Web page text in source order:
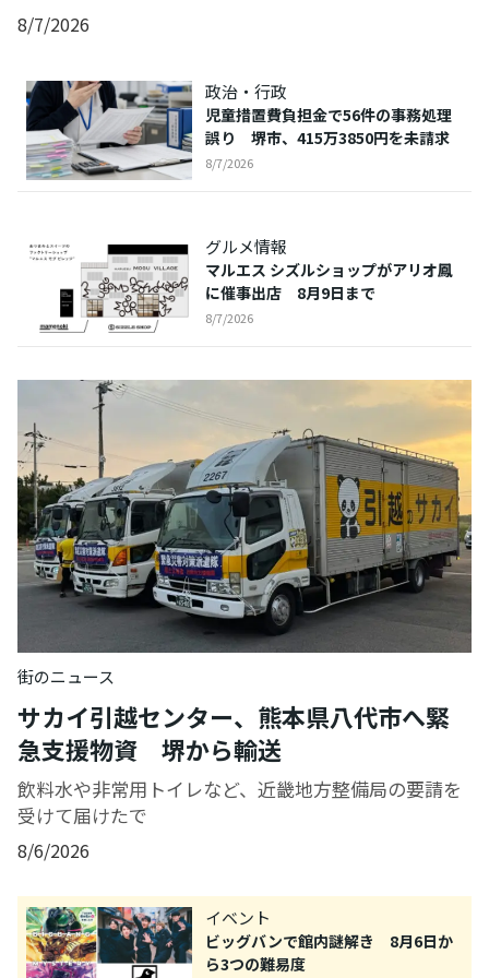
8/7/2026
政治・行政
児童措置費負担金で56件の事務処理
誤り 堺市、415万3850円を未請求
8/7/2026
グルメ情報
マルエス シズルショップがアリオ鳳
に催事出店 8月9日まで
8/7/2026
街のニュース
サカイ引越センター、熊本県八代市へ緊
急支援物資 堺から輸送
飲料水や非常用トイレなど、近畿地方整備局の要請を
受けて届けたで
8/6/2026
イベント
ビッグバンで館内謎解き 8月6日か
ら3つの難易度